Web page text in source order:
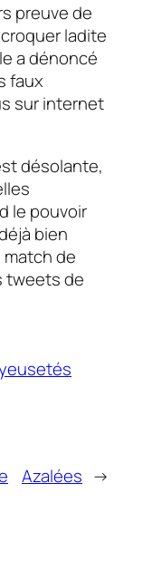
preuve de
ladite
a dénoncé
faux
sur internet
désolante,
le pouvoir
bien
de
tweets de
Azalées →